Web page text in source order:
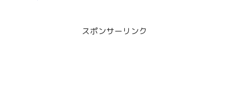
スポンサーリンク